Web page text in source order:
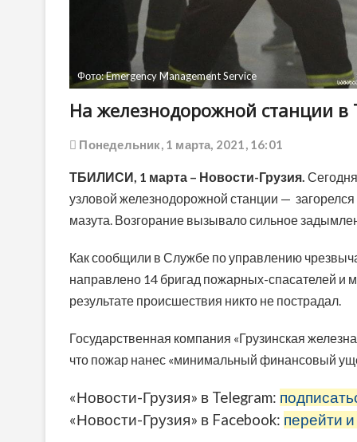
Фото: Emergency Management Service
На железнодорожной станции
Понедельник, 1 марта, 2021, 16:01
ТБИЛИСИ, 1 марта – Новости-Грузия.
узловой железнодорожной станции —
мазута. Возгорание вызывало сильное
Как сообщили в Службе по управлению
направлено 14 бригад пожарных-спасателей
результате происшествия никто не пострадал.
Государственная компания «Грузинская
что пожар нанес «минимальный финансовый
«Новости-Грузия» в Telegram:
«Новости-Грузия» в Facebook: перейти и